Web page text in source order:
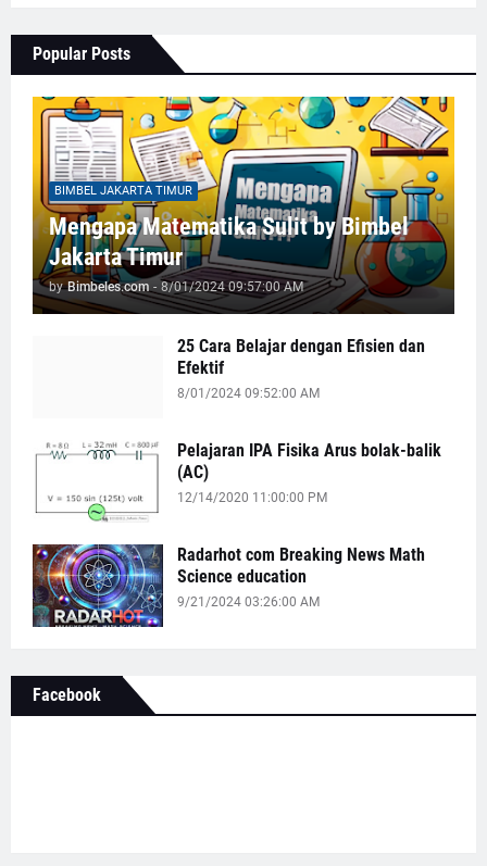
Popular Posts
BIMBEL JAKARTA TIMUR
Mengapa Matematika Sulit by Bimbel
Jakarta Timur
by Bimbeles.com - 8/01/2024 09:57:00 AM
25 Cara Belajar dengan Efisien dan
Efektif
8/01/2024 09:52:00 AM
Pelajaran IPA Fisika Arus bolak-balik
(AC)
12/14/2020 11:00:00 PM
Radarhot com Breaking News Math
Science education
9/21/2024 03:26:00 AM
Facebook